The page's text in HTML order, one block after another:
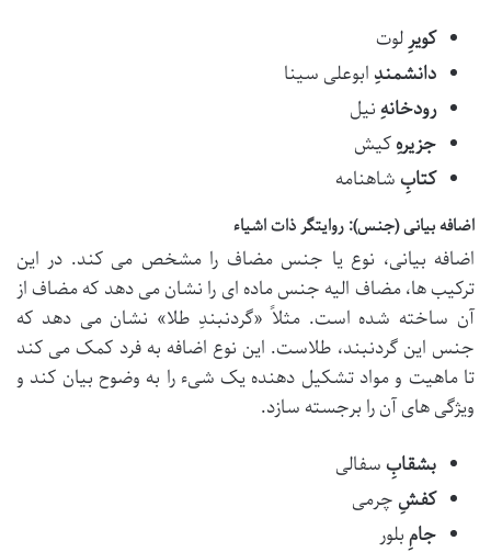
کویرِلوت
دانشمندِ ابوعلی سینا
رودخانهِ نیل
جزیرهِکیش
کتابِشاهنامه
اضافه بیانی (جنس): روایتگر ذات اشیاء
اضافه بیانی، نوع یا جنس مضاف را مشخص می کند. در این
ترکیب ها، مضاف الیه جنس ماده ای را نشان می دهد که مضاف از
آن ساخته شده است. مثلاً «گردنبندِ طلا» نشان می دهد که
جنس این گردنبند، طلاست. این نوع اضافه به فرد کمک می کند
تا ماهیت و مواد تشکیل دهنده یک شیء را به وضوح بیان کند و
ویژگی های آن را برجسته سازد.
بشقابِسفالی
کفشِ چرمی
جامِبلور